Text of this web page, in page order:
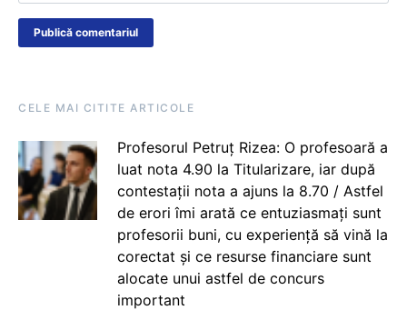
CELE MAI CITITE ARTICOLE
Profesorul Petruț Rizea: O profesoară a
luat nota 4.90 la Titularizare, iar după
contestații nota a ajuns la 8.70 / Astfel
de erori îmi arată ce entuziasmați sunt
profesorii buni, cu experiență să vină la
corectat și ce resurse financiare sunt
alocate unui astfel de concurs
important